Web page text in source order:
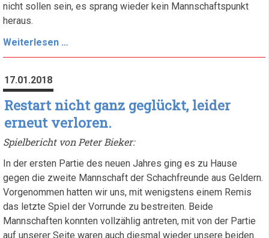
nicht sollen sein, es sprang wieder kein Mannschaftspunkt
heraus.
Weiterlesen …
Kleve
Uedem
V
17.01.2018
Restart nicht ganz geglückt, leider
erneut verloren.
Spielbericht von Peter Bieker:
In der ersten Partie des neuen Jahres ging es zu Hause
gegen die zweite Mannschaft der Schachfreunde aus Geldern.
Vorgenommen hatten wir uns, mit wenigstens einem Remis
das letzte Spiel der Vorrunde zu bestreiten. Beide
Mannschaften konnten vollzählig antreten, mit von der Partie
auf unserer Seite waren auch diesmal wieder unsere beiden